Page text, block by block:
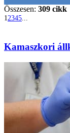
Összesen: 309 cikk
12345
Kamaszkori